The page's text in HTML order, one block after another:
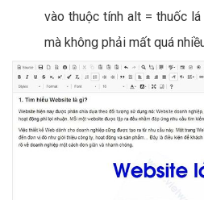
vào thuộc tính alt = thuốc
mà không phải mất quá